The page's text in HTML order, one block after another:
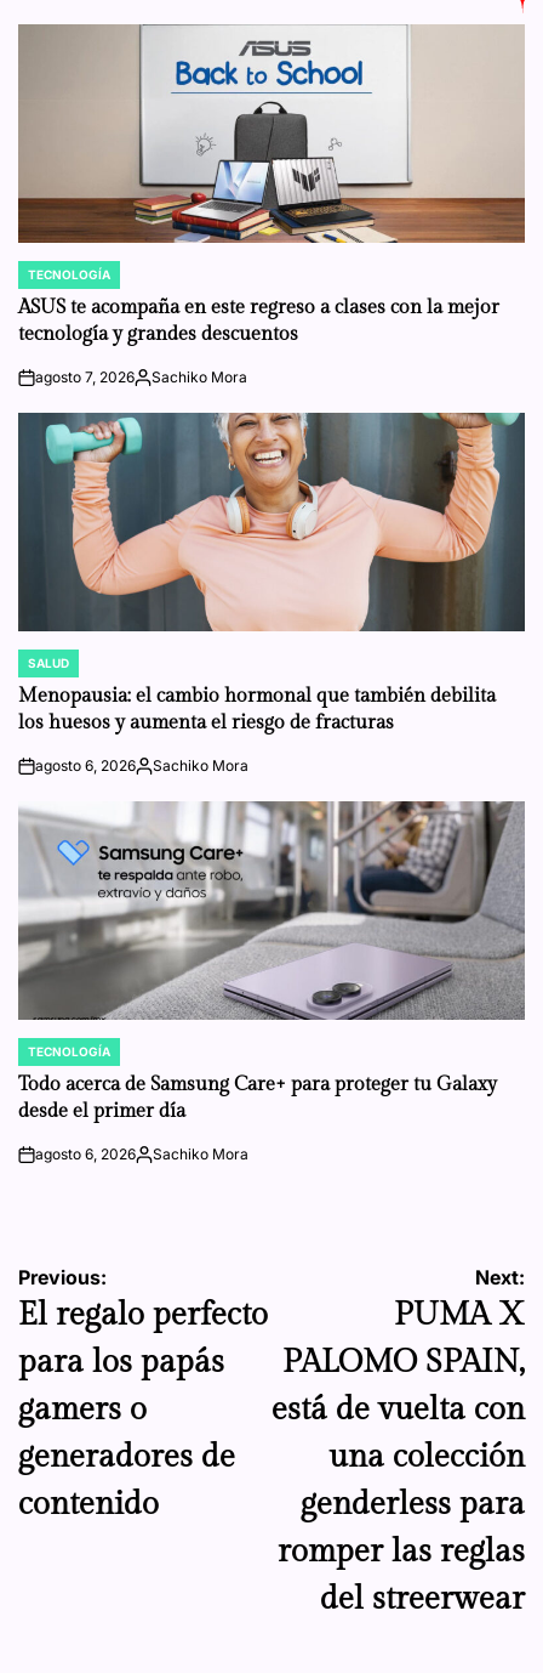
POSTED
IN
TECNOLOGÍA
ASUS te acompaña en este regreso a clases con la mejor
tecnología y grandes descuentos
onagosto 7, 2026Posted
Sachiko Mora
POSTED
IN
SALUD
Menopausia: el cambio hormonal que también debilita
los huesos y aumenta el riesgo de fracturas
onagosto 6, 2026Posted
Sachiko Mora
POSTED
IN
TECNOLOGÍA
Todo acerca de Samsung Care+ para proteger tu Galaxy
desde el primer día
onagosto 6, 2026Posted
Sachiko Mora
Navegación
de
entradas
Previous:
El regalo perfecto
para los papás
gamers o
generadores de
contenido
Next:
PUMA X
PALOMO SPAIN,
está de vuelta con
una colección
genderless para
romper las reglas
del streerwear